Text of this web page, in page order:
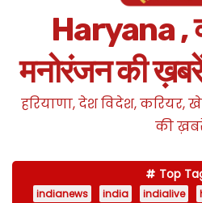
Haryana ,
मनोरंजन की
हरियाणा, देश विदेश,
की
Top
indianews india indialive